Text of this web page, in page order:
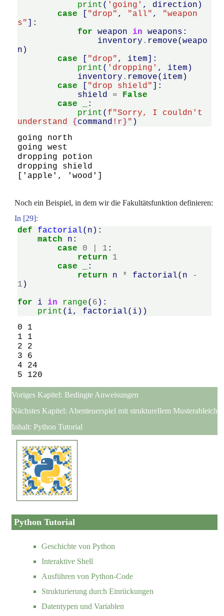
print ( 'going' , direction )
case
"drop" , "all" ,
"weapon
s"
]:
for
weapon in weapons :
inventory . remove(weapo
n )
case
"drop" , item ]:
print ( 'dropping' , item )
inventory . remove( item )
case
"drop shield"
]:
shield
=
False
case
:
print ( f"Sorry, I couldn't
understand {command !r} " )
going north
going west
dropping potion
dropping shield
Noch ein Beispiel, in dem wir die Fakultätsfunktion definieren:
In [29]:
def factorial( n ):
match
n :
case
0 1 :
return
1
case
:
return
n * factorial( n
-
1 )
for
i in range( 6 ):
print ( i, factorial( i ))
0 1
1 1
2 2
3 6
4 24
Voriges Kapitel: Bedingte Anweisungen
Nächstes Kapitel: Abenteuerspiel mit strukturellem Musterableich
Inhalt: Python Tutorial
Python Tutorial
Geschichte von Python
Interaktive Shell
Ausführen von Python-Code
Strukturierung durch Einrückungen
Datentypen und Variablen